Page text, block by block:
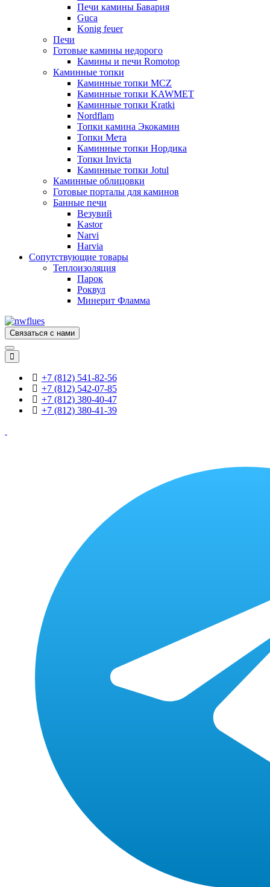
Печи камины Бавария
Guca
Konig feuer
Печи
Готовые камины недорого
Камины и печи Romotop
Каминные топки
Каминные топки MCZ
Каминные топки KAWMET
Каминные топки Kratki
Nordflam
Топки камина Экокамин
Топки Мета
Каминные топки Нордика
Топки Invicta
Каминные топки Jotul
Каминные облицовки
Готовые порталы для каминов
Банные печи
Везувий
Kastor
Narvi
Harvia
Сопутствующие товары
Теплоизоляция
Парок
Роквул
Минерит Фламма
Связаться с нами
+7 (812) 541-82-56
+7 (812) 542-07-85
+7 (812) 380-40-47
+7 (812) 380-41-39